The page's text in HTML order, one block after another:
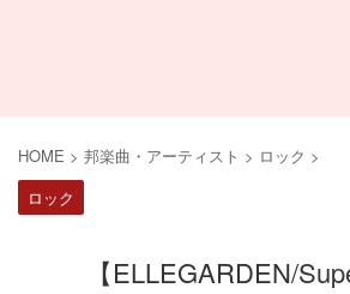
HOME > 邦楽曲・アーティスト > ロック >
ロック
【ELLEGARDEN/